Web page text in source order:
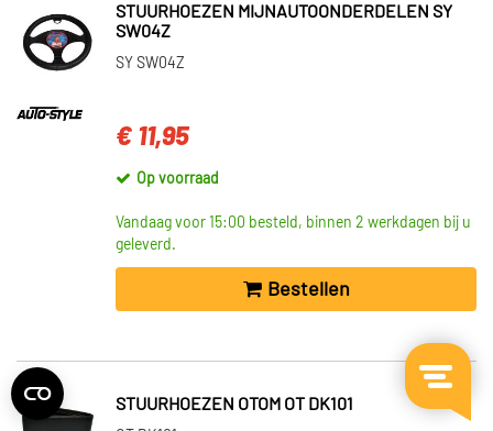
STUURHOEZEN MIJNAUTOONDERDELEN SY
SW04Z
SY SW04Z
€ 11,95
Op voorraad
Vandaag voor 15:00 besteld, binnen 2 werkdagen bij u
geleverd.
Bestellen
STUURHOEZEN OTOM OT DK101